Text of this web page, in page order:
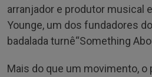
arranjador e produtor musical
Younge, um dos fundadores
badalada turnê“Something
Mais do que um movimento, o